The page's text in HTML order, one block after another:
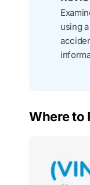
using
Where to